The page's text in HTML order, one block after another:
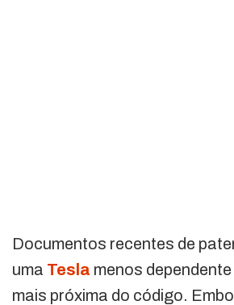
Documentos recentes de
uma Tesla menos
mais próxima do código.